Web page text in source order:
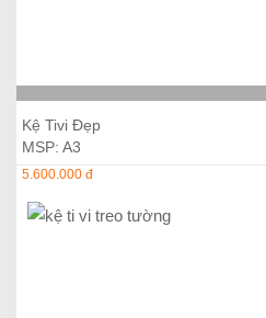
Kệ Tivi Đẹp
MSP: A3
5.600.000 đ